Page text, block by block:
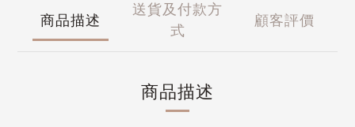
商品描述
送貨及付款方
式
顧客評價
商品描述